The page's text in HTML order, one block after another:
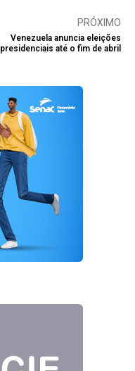
PRÓXIMO
Venezuela anuncia eleições
presidenciais até o fim de abril